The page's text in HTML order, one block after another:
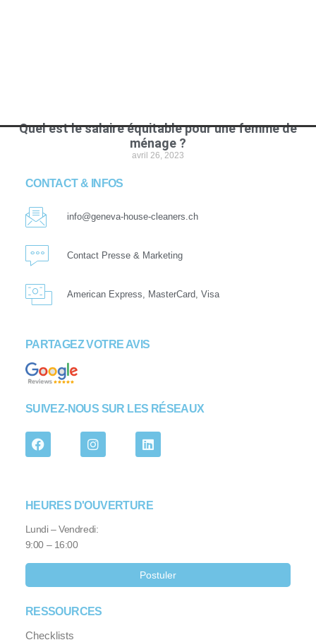
Quel est le salaire équitable pour une femme de
ménage ?
avril 26, 2023
CONTACT & INFOS
info@geneva-house-cleaners.ch
Contact Presse & Marketing
American Express, MasterCard, Visa
PARTAGEZ VOTRE AVIS
SUIVEZ-NOUS SUR LES RÉSEAUX
HEURES D'OUVERTURE
Lundi – Vendredi:
9:00 – 16:00
Postuler
RESSOURCES
Checklists